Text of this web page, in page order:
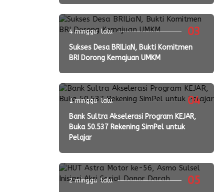
03
4 minggu lalu
Sukses Desa BRILiaN, Bukti Komitmen
BRI Dorong Kemajuan UMKM
04
1 minggu lalu
Bank Sultra Akselerasi Program KEJAR,
Buka 50.537 Rekening SimPel untuk
Pelajar
05
2 minggu lalu